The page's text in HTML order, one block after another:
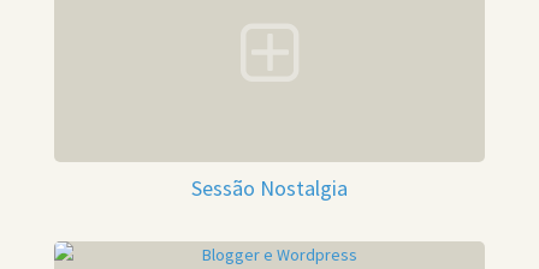
Sessão Nostalgia